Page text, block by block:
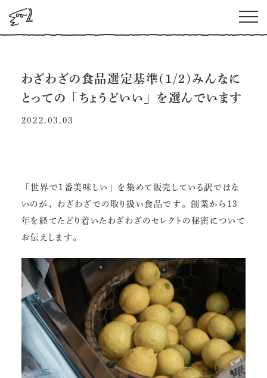
わざわざの食品選定基準(1/2)みんなに
とっての「ちょうどいい」を選んでいます
2022.03.03
「世界で1番美味しい」を集めて販売している訳ではな
いのが、わざわざでの取り扱い食品です。創業から13
年を経てたどり着いたわざわざのセレクトの秘密について
お伝えします。